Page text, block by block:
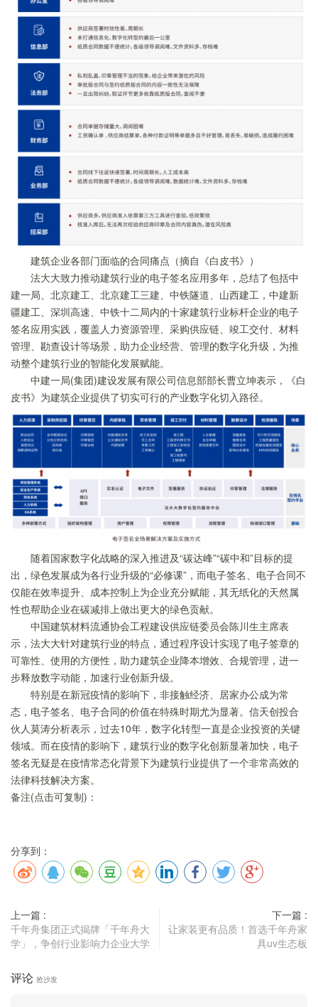
建筑企业各部门面临的合同痛点（摘自《白皮书》）
法大大致力推动建筑行业的电子签名应用多年，总结了包括中
建一局、北京建工、北京建工三建、中铁隧道、山西建工，中建新
疆建工、深圳高速、中铁十二局内的十家建筑行业标杆企业的电子
签名应用实践，覆盖人力资源管理、采购供应链、竣工交付、材料
管理、勘查设计等场景，助力企业经营、管理的数字化升级，为推
动整个建筑行业的智能化发展赋能。
中建一局(集团)建设发展有限公司信息部部长曹立坤表示，《白
皮书》为建筑企业提供了切实可行的产业数字化切入路径。
随着国家数字化战略的深入推进及“碳达峰”“碳中和”目标的提
出，绿色发展成为各行业升级的“必修课”，而电子签名、电子合同不
仅能在效率提升、成本控制上为企业充分赋能，其无纸化的天然属
性也帮助企业在碳减排上做出更大的绿色贡献。
中国建筑材料流通协会工程建设供应链委员会陈川生主席表
示，法大大针对建筑行业的特点，通过程序设计实现了电子签章的
可靠性、使用的方便性，助力建筑企业降本增效、合规管理，进一
步释放数字动能，加速行业创新升级。
特别是在新冠疫情的影响下，非接触经济、居家办公成为常
态，电子签名、电子合同的价值在特殊时期尤为显著。信天创投合
伙人莫涛分析表示，过去10年，数字化转型一直是企业投资的关键
领域。而在疫情的影响下，建筑行业的数字化创新显著加快，电子
签名无疑是在疫情常态化背景下为建筑行业提供了一个非常高效的
法律科技解决方案。
备注(点击可复制)：
分享到：
上一篇 :
千年舟集团正式揭牌「千年舟大
学」，争创行业影响力企业大学
下一篇 :
让家装更有品质！首选千年舟家
具uv生态板
评论 抢沙发